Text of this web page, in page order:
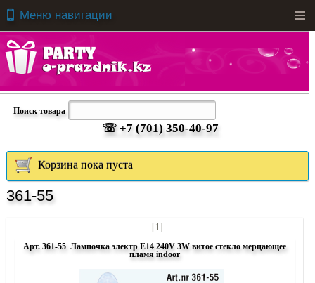
Поиск товара
☏ +7 (701) 350-40-97
Корзина пока пуста
Меню навигации
361-55
[1]
Арт. 361-55 Лампочка электр E14 240V 3W витое стекло мерцающее
пламя indoor